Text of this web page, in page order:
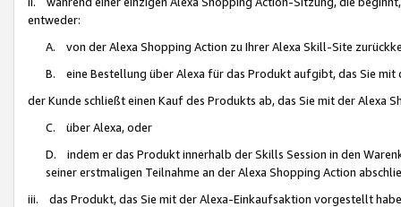
entweder:
A. von der Alexa Shopping Action zu Ihrer Alexa Skill-Site
B. eine Bestellung über Alexa für das Produkt aufgibt, das Sie mit
der Kunde schließt einen Kauf des Produkts ab, das Sie mit der Alexa
C. über Alexa, oder
D. indem er das Produkt innerhalb der Skills Session in den
seiner erstmaligen Teilnahme an der Alexa Shopping Action
iii. das Produkt, das Sie mit der Alexa-Einkaufsaktion vorgestellt